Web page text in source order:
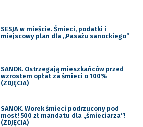
SESJA w mieście. Śmieci, podatki i
miejscowy plan dla „Pasażu sanockiego”
SANOK. Ostrzegają mieszkańców przed
wzrostem opłat za śmieci o 100%
(ZDJĘCIA)
SANOK. Worek śmieci podrzucony pod
most! 500 zł mandatu dla „śmieciarza”!
(ZDJĘCIA)